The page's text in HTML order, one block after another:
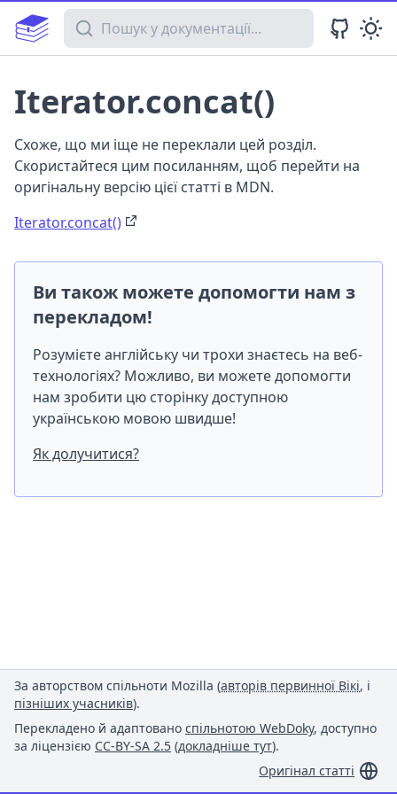
Пошук у документації
Iterator.concat()
Схоже, що ми іще не переклали цей розділ.
Скористайтеся цим посиланням, щоб перейти на
оригінальну версію цієї статті в MDN.
Iterator.concat()
Ви також можете допомогти нам з
перекладом!
Розумієте англійську чи трохи знаєтесь на веб-
технологіях? Можливо, ви можете допомогти
нам зробити цю сторінку доступною
українською мовою швидше!
Як долучитися?
За авторством спільноти Mozilla (авторів первинної Вікі, і
пізніших учасників).
Перекладено й адаптовано спільнотою WebDoky, доступно
за ліцензією CC-BY-SA 2.5 (докладніше тут).
Оригінал статті